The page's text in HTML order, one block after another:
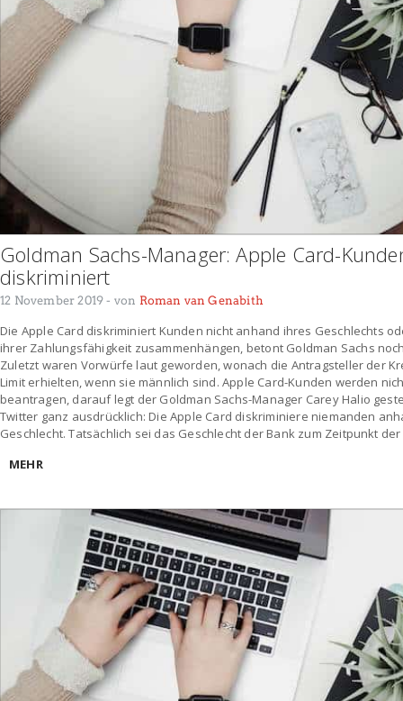
Goldman Sachs-Manager: Apple Card-
diskriminiert
12 November 2019 - von Roman van Genabith
Die Apple Card diskriminiert Kunden nicht anhand ihres Geschlechts
ihrer Zahlungsfähigkeit zusammenhängen, betont Goldman Sachs
Zuletzt waren Vorwürfe laut geworden, wonach die Antragsteller der
Limit erhielten, wenn sie männlich sind. Apple Card-Kunden werden
beantragen, darauf legt der Goldman Sachs-Manager Carey Halio
Twitter ganz ausdrücklich: Die Apple Card diskriminiere niemanden
Geschlecht. Tatsächlich sei das Geschlecht der Bank zum Zeitpunkt der
MEHR